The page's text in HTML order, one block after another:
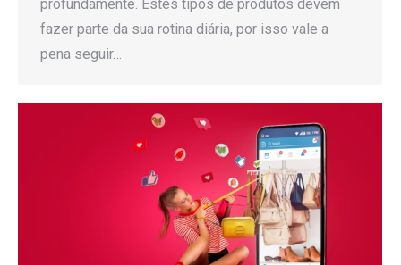
profundamente. Estes tipos de produtos devem
fazer parte da sua rotina diária, por isso vale a
pena seguir…